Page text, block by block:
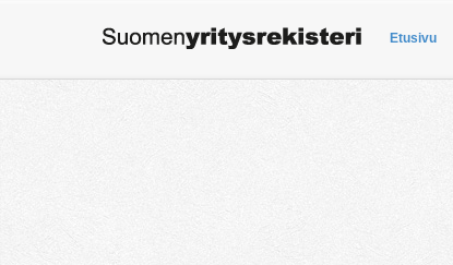
Etusivu